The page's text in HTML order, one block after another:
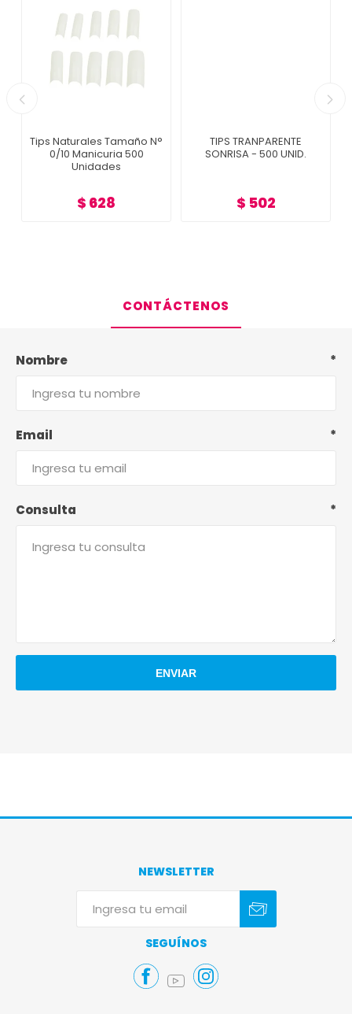
Tips Naturales Tamaño N°
0/10 Manicuria 500
Unidades
$ 628
TIPS TRANPARENTE
SONRISA - 500 UNID.
$ 502
CONTÁCTENOS
Nombre *
Email *
Consulta *
NEWSLETTER
SEGUÍNOS